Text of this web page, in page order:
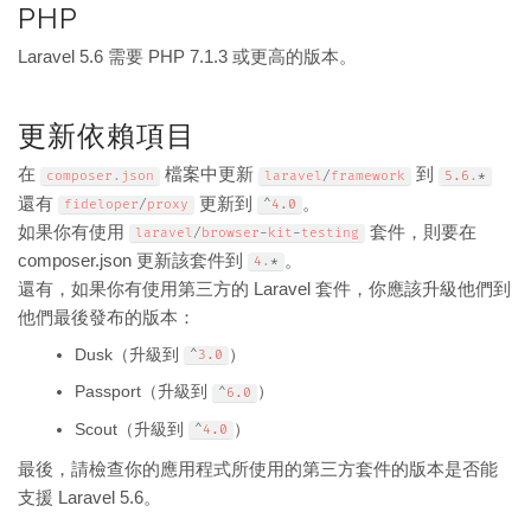
PHP
Laravel 5.6 需要 PHP 7.1.3 或更高的版本。
更新依賴項目
在 composer . json 檔案中更新 laravel /framework 到 5.6 . *
還有 fideloper/proxy 更新到 ^4.0
。
如果你有使用
laravel/browser-kit-testing
套件，則要在
composer.json 更新該套件到
4 . *
。
還有，如果你有使用第三方的 Laravel 套件，你應該升級他們到
他們最後發布的版本：
Dusk（升級到
^3.0
）
Passport（升級到
^6.0
）
Scout（升級到
^4.0 ）
最後，請檢查你的應用程式所使用的第三方套件的版本是否能
支援 Laravel 5.6。